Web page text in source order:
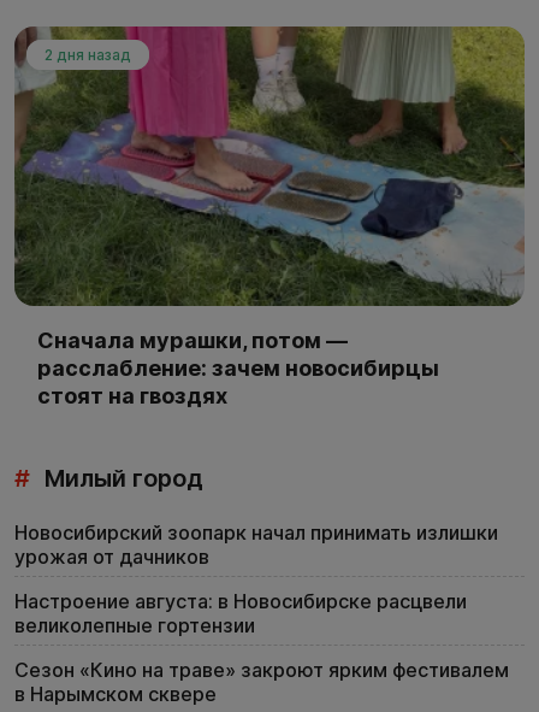
2 дня назад
Сначала мурашки, потом —
расслабление: зачем новосибирцы
стоят на гвоздях
# Милый город
Новосибирский зоопарк начал принимать излишки
урожая от дачников
Настроение августа: в Новосибирске расцвели
великолепные гортензии
Сезон «Кино на траве» закроют ярким фестивалем
в Нарымском сквере